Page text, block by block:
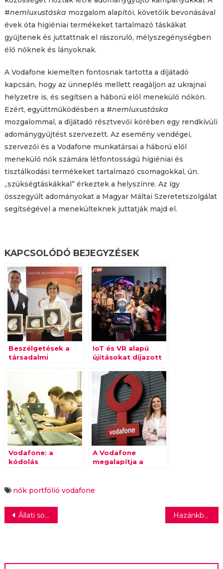
#nemluxustáska mozgalom alapítói, követőik bevonásával
évek óta higiéniai termékeket tartalmazó táskákat
gyűjtenek és juttattnak el rászoruló, mélyszegénységben
élő nőknek és lányoknak.
A Vodafone kiemelten fontosnak tartotta a díjátadó
kapcsán, hogy az ünneplés mellett reagáljon az ukrajnai
helyzetre is, és segítsen a háború elől menekülő nőkön.
Ezért, együttműködésben a #nemluxustáska
mozgalommal, a díjátadó résztvevői körében egy rendkívüli
adománygyűjtést szervezett. Az esemény vendégei,
szervezői és a Vodafone munkatársai a háború elől
menekülő nők számára létfontosságú higiéniai és
tisztálkodási termékeket tartalmazó csomagokkal, ún.
„szükségtáskákkal” érkeztek a helyszínre. Az így
összegyűlt adományokat a Magyar Máltai Szeretetszolgálat
segítségével a menekülteknek juttatják majd el.
KAPCSOLÓDÓ BEJEGYZÉSEK
Beszélgetések a
társadalmi
IoT és VR alapú
újításokat díjazott
Vodafone: a
kódolás
A Vodafone
megalapítja a
Hungary
nők portfólió vodafone
Bejegyzés
Állati sorozatok a Da Vinci Tv-n Hazánkban is megjelenhet a technológia segítette városi konténeres kertészet